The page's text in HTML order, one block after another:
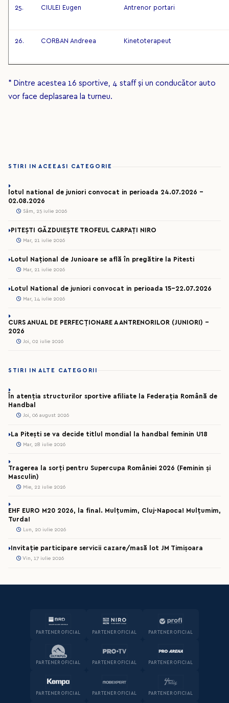
25. CIULEI Eugen Antrenor portari
26. CORBAN Andreea Kinetoterapeut
* Dintre acestea 16 sportive, 4 staff și un conducător auto
vor face deplasarea la turneu.
STIRI IN ACEEASI CATEGORIE
lotul national de juniori convocat in perioada 24.07.2026 –
02.08.2026
Sâm, 25 iulie 2026
PITEȘTI GĂZDUIEȘTE TROFEUL CARPAȚI NIRO
Mar, 21 iulie 2026
Lotul Național de Junioare se află în pregătire la Pitesti
Mar, 21 iulie 2026
Lotul National de juniori convocat in perioada 15-22.07.2026
Mar, 14 iulie 2026
CURS ANUAL DE PERFECȚIONARE A ANTRENORILOR (JUNIORI) -
2026
Joi, 02 iulie 2026
STIRI IN ALTE CATEGORII
În atenția structurilor sportive afiliate la Federația Română de
Handbal
Joi, 06 august 2026
La Pitești se va decide titlul mondial la handbal feminin U18
Mar, 28 iulie 2026
Tragerea la sorți pentru Supercupa României 2026 (Feminin și
Masculin)
Mie, 22 iulie 2026
EHF EURO M20 2026, la final. Mulțumim, Cluj-Napoca! Mulțumim,
Turda!
Lun, 20 iulie 2026
Invitație participare servicii cazare/masă lot JM Timișoara
Vin, 17 iulie 2026
PARTENER OFICIAL PARTENER OFICIAL PARTENER OFICIAL
PARTENER OFICIAL PARTENER OFICIAL PARTENER OFICIAL
PARTENER OFICIAL PARTENER OFICIAL PARTENER OFICIAL